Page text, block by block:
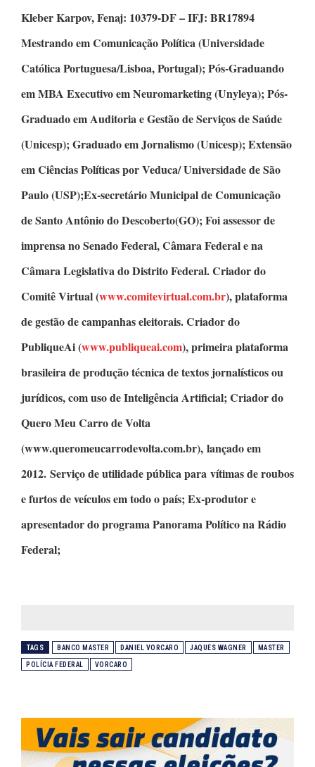
Kleber Karpov,Fenaj: 10379-DF – IFJ: BR17894
Mestrando em Comunicação Política(Universidade
Católica Portuguesa/Lisboa, Portugal);Pós-Graduando
em MBA Executivo em Neuromarketing(Unyleya);Pós-
Graduado em Auditoria e Gestão de Serviços de Saúde
(Unicesp);Graduado em Jornalismo(Unicesp);Extensão
em Ciências Políticaspor Veduca/ Universidade de São
Paulo (USP);Ex-secretário Municipal de Comunicação
de Santo Antônio do Descoberto(GO); Foi assessor de
imprensa no Senado Federal, Câmara Federal e na
Câmara Legislativa do Distrito Federal.Criador do
Comitê Virtual(www.comitevirtual.com.br), plataforma
de gestão de campanhas eleitorais.Criador do
PubliqueAi(www.publiqueai.com), primeira plataforma
brasileira de produção técnica de textos jornalísticos ou
jurídicos, com uso de Inteligência Artificial;Criador do
Quero Meu Carro de Volta
(www.queromeucarrodevolta.com.br), lançado em
2012. Serviço de utilidade pública para vítimas de roubos
e furtos de veículos em todo o país; Ex-produtor e
apresentador do programaPanorama Políticona Rádio
Federal;
TAGS BANCO MASTER DANIEL VORCARO JAQUES WAGNER MASTER
POLÍCIA FEDERAL VORCARO